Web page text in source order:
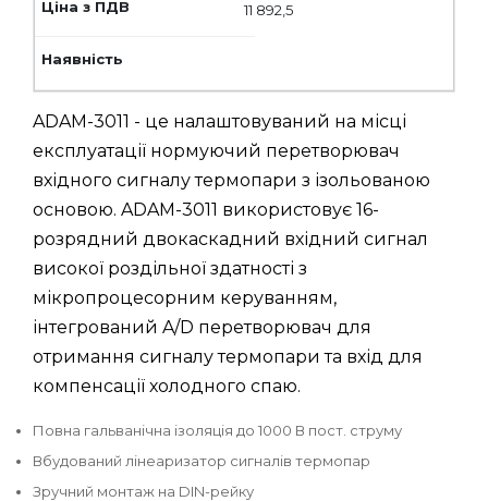
11 892,5
ADAM-3011 - це налаштовуваний на місці
експлуатації нормуючий перетворювач
вхідного сигналу термопари з ізольованою
основою. ADAM-3011 використовує 16-
розрядний двокаскадний вхідний сигнал
високої роздільної здатності з
мікропроцесорним керуванням,
інтегрований A/D перетворювач для
отримання сигналу термопари та вхід для
компенсації холодного спаю.
Повна гальванічна ізоляція до 1000 В пост. струму
Вбудований лінеаризатор сигналів термопар
Зручний монтаж на DIN-рейку